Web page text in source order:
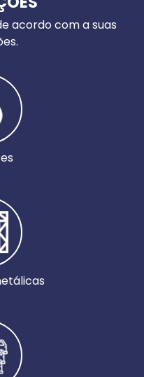
acordo com a suas